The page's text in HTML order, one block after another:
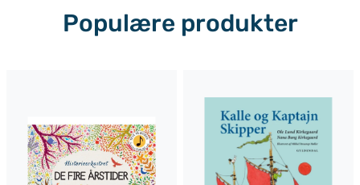
Populære produkter